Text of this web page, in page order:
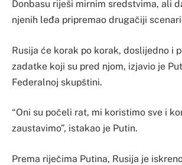
Donbasu riješi mirnim sredstvima, ali
njenih leđa pripremao drugačiji
Rusija će korak po korak, doslijedno i
zadatke koji su pred njom, izjavio je
Federalnoj skupštini.
“Oni su počeli rat, mi koristimo sve i
zaustavimo”, istakao je Putin.
Prema riječima Putina, Rusija je